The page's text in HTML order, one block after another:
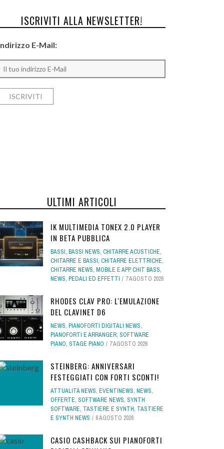
ISCRIVITI ALLA NEWSLETTER!
E-Mail:
ULTIMI ARTICOLI
IK MULTIMEDIA TONEX 2.0 PLAYER
IN BETA PUBBLICA
BASSI, BASSI NEWS, CHITARRE ACUSTICHE,
CHITARRE E BASSI, CHITARRE ELETTRICHE,
CHITARRE NEWS, MOBILE E APP CHIT BASS,
NEWS, PEDALI ED EFFETTI 7 AGOSTO 2026
RHODES CLAV PRO: L'EMULAZIONE
DEL CLAVINET D6
NEWS, PIANOFORTI DIGITALI NEWS,
PIANOFORTI E ARRANGER, SOFTWARE
PIANO, STAGE PIANO 7 AGOSTO 2026
STEINBERG: ANNIVERSARI
FESTEGGIATI CON FORTI SCONTI!
ATTUALITÀ NEWS, EVENTINEWS, NEWS,
OFFERTE, SOFTWARE NEWS, SYNTH
SOFTWARE, TASTIERE E SYNTH, TASTIERE
E SYNTH NEWS
6 AGOSTO 2026
CASIO CASHBACK SUI PIANOFORTI